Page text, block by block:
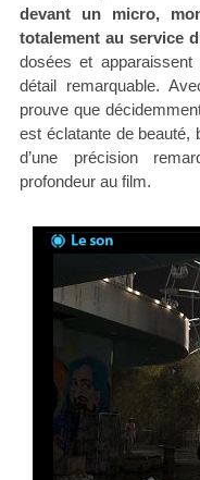
devant un micro,
totalement au service
dosées et
détail remarquable.
prouve que
est éclatante de beauté,
d’une précision
profondeur au film.